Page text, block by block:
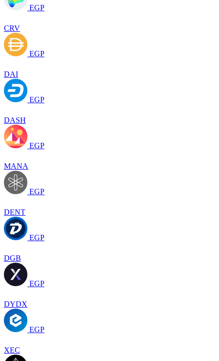
EGP
CRV
EGP
DAI
EGP
DASH
EGP
MANA
EGP
DENT
EGP
DGB
EGP
DYDX
EGP
XEC